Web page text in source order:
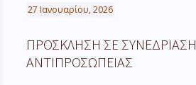
27 Ιανουαρίου, 2026
ΠΡΟΣΚΛΗΣΗ ΣΕ ΣΥΝΕΔΡΙΑΣΗ
ΑΝΤΙΠΡΟΣΩΠΕΙΑΣ